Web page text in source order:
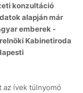
konzultáció
alapján már
emberek -
Kabinetiroda
az ívek túlnyomó